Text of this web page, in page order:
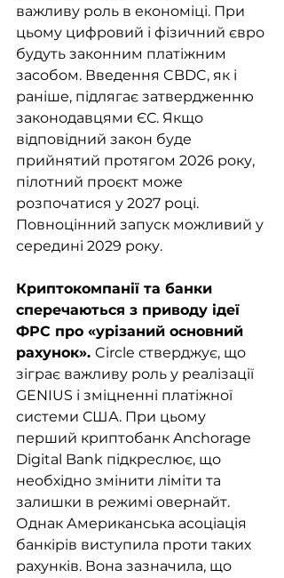
важливу роль в економіці. При
цьому цифровий і фізичний євро
будуть законним платіжним
засобом. Введення CBDC, як і
раніше, підлягає затвердженню
законодавцями ЄС. Якщо
відповідний закон буде
прийнятий протягом 2026 року,
пілотний проєкт може
розпочатися у 2027 році.
Повноцінний запуск можливий у
середині 2029 року.
Криптокомпанії та банки
сперечаються з приводу ідеї
ФРС про «урізаний основний
рахунок». Circle стверджує, що
зіграє важливу роль у реалізації
GENIUS і зміцненні платіжної
системи США. При цьому
перший криптобанк Anchorage
Digital Bank підкреслює, що
необхідно змінити ліміти та
залишки в режимі овернайт.
Однак Американська асоціація
банкірів виступила проти таких
рахунків. Вона зазначила, що